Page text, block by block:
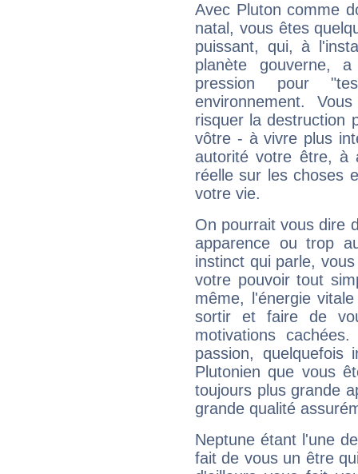
Avec Pluton comme
natal, vous êtes
puissant, qui, à
planète gouverne,
pression pour
environnement.
risquer la destruction
vôtre - à vivre plus
autorité votre être, à
réelle sur les choses
votre vie.
On pourrait vous dire
apparence ou trop
instinct qui parle,
votre pouvoir tout
même, l'énergie
sortir et faire de
motivations
passion, quelquefois
Plutonien que vous
toujours plus grande
grande qualité
Neptune étant l'une
fait de vous un être